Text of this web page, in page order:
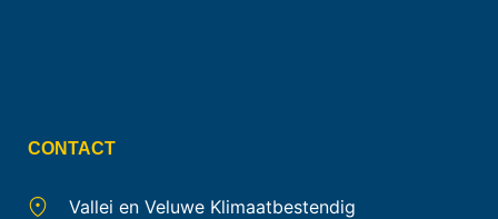
CONTACT
Vallei en Veluwe Klimaatbestendig